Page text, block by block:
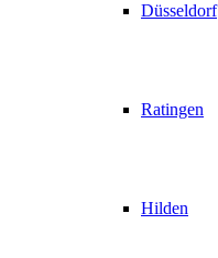
Düsseldorf
Ratingen
Hilden